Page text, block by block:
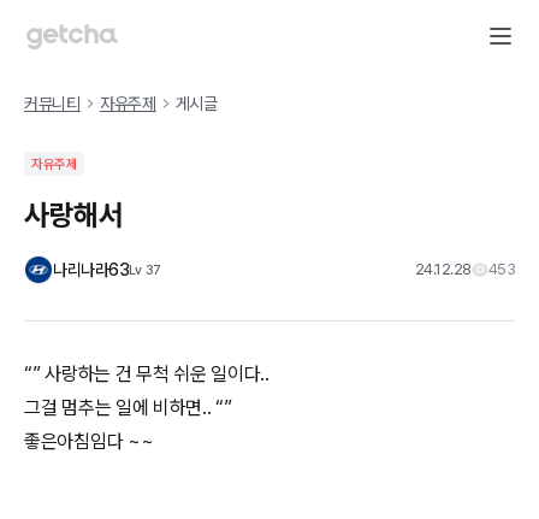
커뮤니티 자유주제 게시글
자유주제
사랑해서
나리나라63Lv 37 24.12.28 453
“” 사랑하는 건 무척 쉬운 일이다..
그걸 멈추는 일에 비하면.. “”
좋은아침임다 ~~